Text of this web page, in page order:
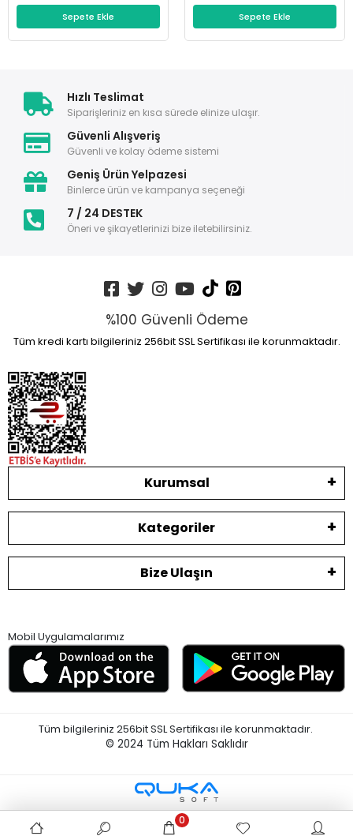
Sepete Ekle Sepete Ekle
Hızlı Teslimat
Siparişleriniz en kısa sürede elinize ulaşır.
Güvenli Alışveriş
Güvenli ve kolay ödeme sistemi
Geniş Ürün Yelpazesi
Binlerce ürün ve kampanya seçeneği
7 / 24 DESTEK
Öneri ve şikayetlerinizi bize iletebilirsiniz.
%100 Güvenli Ödeme
Tüm kredi kartı bilgileriniz 256bit SSL Sertifikası ile korunmaktadır.
Kurumsal
Kategoriler
Bize Ulaşın
Mobil Uygulamalarımız
Tüm bilgileriniz 256bit SSL Sertifikası ile korunmaktadır.
© 2024 Tüm Hakları Saklıdır
0